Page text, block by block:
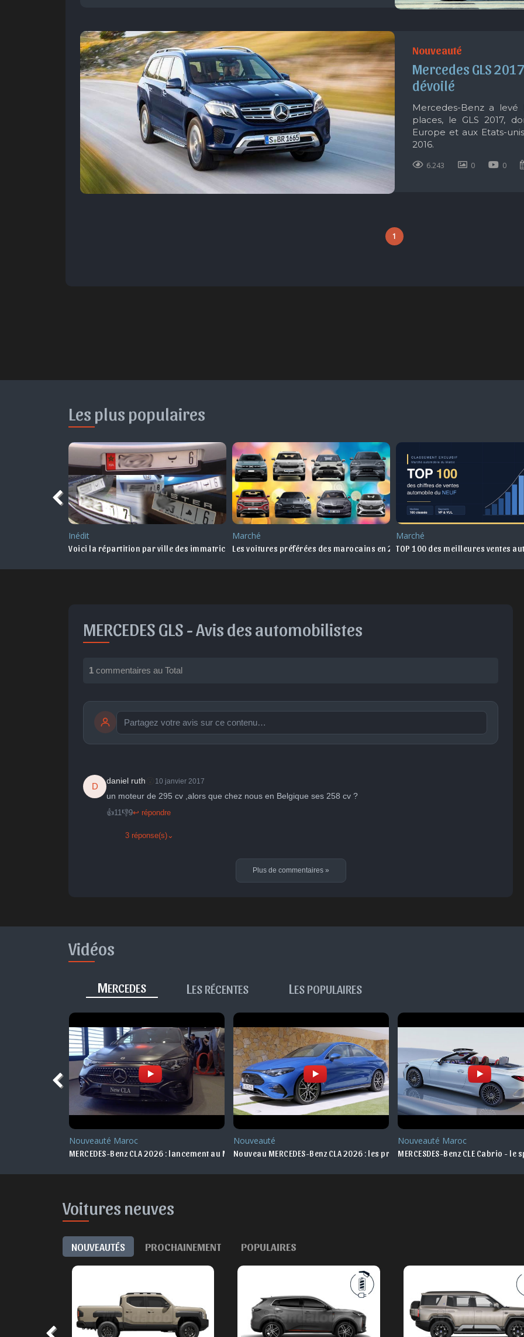
Nouveauté
Mercedes GLS
dévoilé
Mercedes-Benz a
places, le GLS 2017,
Europe et aux Etats-
2016.
6.243 0 0
1
Les plus populaires
des véhicules électriques
Inédit
Voici la répartition par ville des immatriculations au Maroc !
Marché
Les voitures préférées des marocains en 2025
Marché
TOP 100 des meilleures ventes
MERCEDES GLS -Avis des automobilistes
1 commentaires au Total
🤩
Parfait
👏
Bravo Indifférent Surpris
publication immédiate Publier
D
daniel ruth 10 janvier 2017
un moteur de 295 cv ,alors que chez nous en Belgique ses 258 cv ?
👍11 👎9↩ répondre
3 réponse(s) ⌄
Plus de commentaires »
Vidéos
MERCEDES L ES RÉCENTES L ES POPULAIRES
Nouveauté Maroc
MERCEDES-Benz CLA 2026 : lancement au Maroc
Nouveauté
Nouveau MERCEDES-Benz CLA 2026 : les premières infos
Nouveauté Maroc
MERCESDES-Benz CLE Cabrio -
Voitures neuves
NOUVEAUTÉS PROCHAINEMENT POPULAIRES